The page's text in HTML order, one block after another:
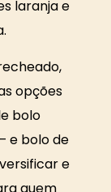
laranja e
opções
bolo
e bolo de
e
quem